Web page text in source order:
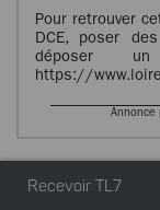
Pour retrouver
DCE, poser
déposer
https://
Recevoir TL7